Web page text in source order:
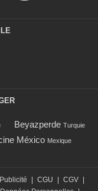
Beyazperde Turquie
México Mexique
Publicité CGU CGV